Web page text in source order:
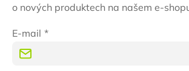
o nových produktech na našem e-
E-mail